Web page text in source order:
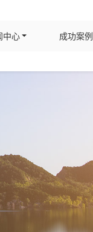
中心 成功案例